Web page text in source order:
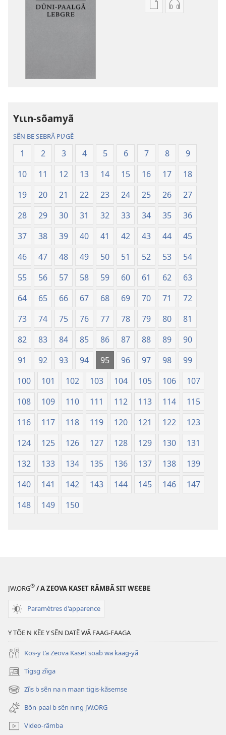
OptionsOptions
Yɩɩn-sõamyã
SẼN BE SEBRÃ PƲGẼ
1 2 3 4 5 6 7 8
9
10
11 12 13 14 15 16 17
18
19
20 21 22 23 24 25 26
27
28
29 30 31 32 33 34 35
36
37
38 39 40 41 42 43 44
45
46
47 48 49 50 51 52 53
54
55
56 57 58 59 60 61 62
63
64
65 66 67 68 69 70 71
72
73
74 75 76 77 78 79 80
81
82
83 84 85 86 87 88 89
90
91
92 93 94 95 96 97 98
99
100
101 102 103 104 105 106
107
108
109 110 111 112 113 114
115
116
117 118 119 120 121 122
123
124
125 126 127 128 129 130
131
132
133 134 135 136 137 138
139
140
141 142 143 144 145 146
147
148
149 150
JW.ORG® / A ZEOVA KASET RÃMBÃ SIT WƐƐBE
Paramètres d'apparence
Y TÕE N KẼE Y SẼN DATẼ WÃ FAAG-FAAGA
Kos-y t’a Zeova Kaset soab wa kaag-yã
Tigsg zĩiga
(ouvre
une
nouvelle
fenêtre)
Zĩis b sẽn na n maan tigis-kãsemse
(ouvre
une
nouvelle
fenêtre)
Bõn-paal b sẽn ning JW.ORG
Video-rãmba